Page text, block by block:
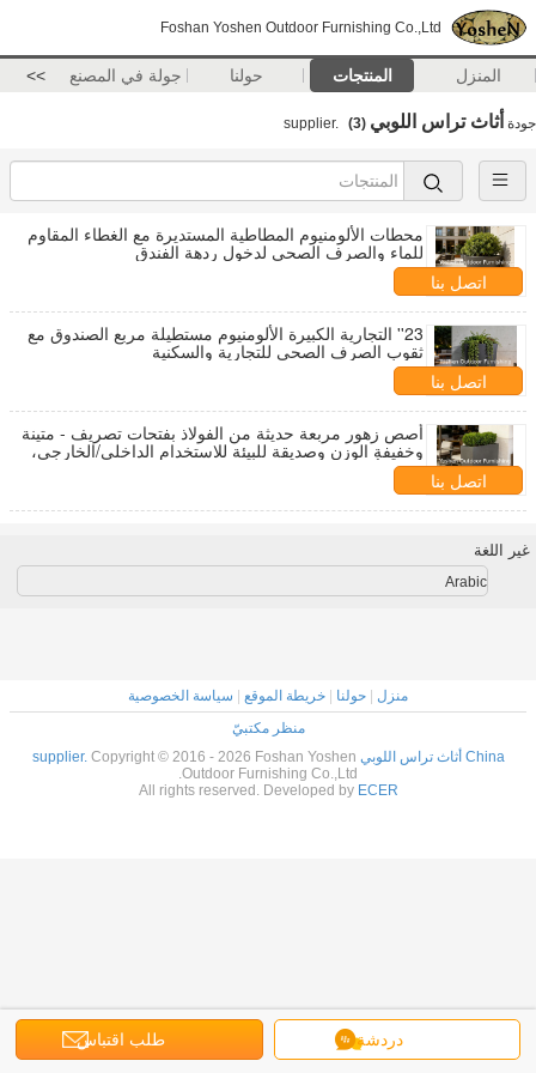
Foshan Yoshen Outdoor Furnishing Co.,Ltd
المنزل المنتجات حولنا جولة في المصنع >>
جودة أثاث تراس اللوبي (3)
محطات الألومنيوم المطاطية المستديرة مع الغطاء المقاوم
للماء والصرف الصحي لدخول ردهة الفندق
اتصل بنا
23'' التجارية الكبيرة الألومنيوم مستطيلة مربع الصندوق مع
ثقوب الصرف الصحي للتجارية والسكنية
اتصل بنا
أصص زهور مربعة حديثة من الفولاذ بفتحات تصريف - متينة
وخفيفة الوزن وصديقة للبيئة للاستخدام الداخلي/الخارجي،
تعليق أو وضع على الأرض
اتصل بنا
دردشة طلب اقتباس
غير اللغة
Arabic
منزل حولنا خريطة الموقع
سياسة الخصوصية
منظر مكتبيّ
China أثاث تراس اللوبي supplier.
Copyright © 2016 - 2026 Foshan Yoshen
Outdoor Furnishing Co.,Ltd.
All rights reserved. Developed by ECER